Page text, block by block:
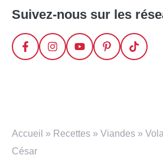
Suivez-nous sur les
Accueil » Recettes » Viandes »
César